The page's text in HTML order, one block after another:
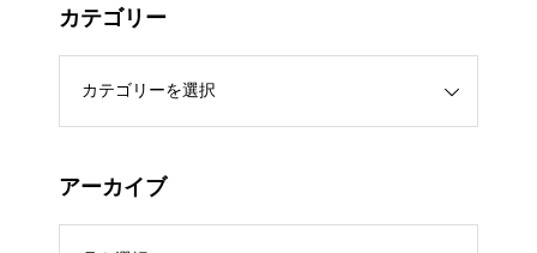
カテゴリー
アーカイブ